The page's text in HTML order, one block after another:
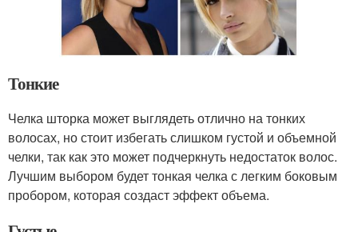
Тонкие
Челка шторка может выглядеть отлично на тонких
волосах, но стоит избегать слишком густой и объемной
челки, так как это может подчеркнуть недостаток волос.
Лучшим выбором будет тонкая челка с легким боковым
пробором, которая создаст эффект объема.